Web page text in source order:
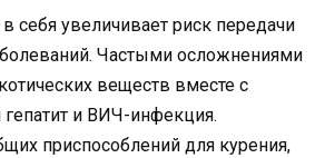
себя увеличивает риск передачи
Частыми осложнениями
веществ вместе с
и ВИЧ-инфекция.
приспособлений для курения,